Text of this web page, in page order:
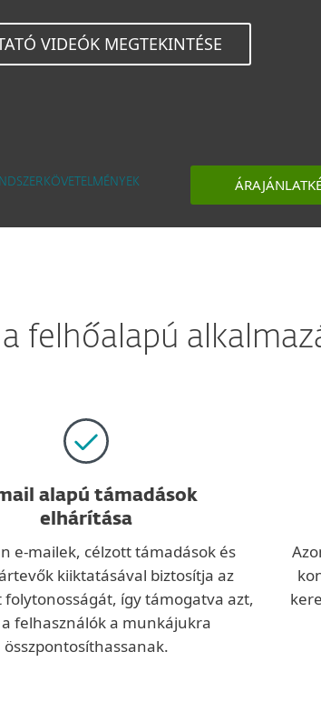
VIDEÓK MEGTEKINTÉSE
felhőalapú
alapú támadások
elhárítása
e-mailek, célzott támadások és
kiiktatásával biztosítja az
így támogatva azt,
felhasználók a munkájukra
összpontosíthassanak.